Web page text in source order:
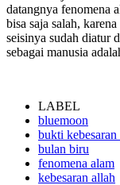
datangnya fenomena
bisa saja salah,
seisinya sudah diatur
sebagai manusia
LABEL
bluemoon
bukti kebesaran
bulan biru
fenomena alam
kebesaran allah